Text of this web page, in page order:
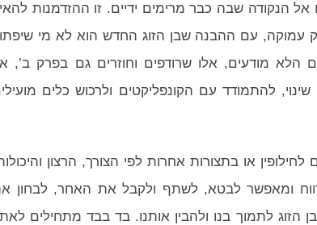
הנקודה שבה כבר מרימים ידיים. זו ההזדמנות
עמוקה, עם ההבנה שבן הזוג החדש הוא לא מי
הלא מודעים, אלו שרודפים וחוזרים גם בפרק ב’,
להתמודד עם הקונפליקטים ולרכוש כלים
או בתצורות אחרות לפי הצורך, הרצון
ומאפשר לבטא, לשתף ולקבל את האחר, לבחון
הזוג לתמוך בנו ולהבין אותנו. בד בבד מתחילים